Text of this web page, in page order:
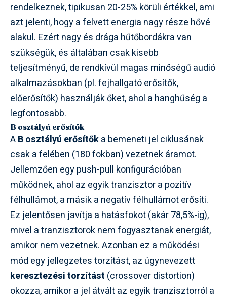
rendelkeznek, tipikusan 20-25% körüli értékkel, ami
azt jelenti, hogy a felvett energia nagy része hővé
alakul. Ezért nagy és drága hűtőbordákra van
szükségük, és általában csak kisebb
teljesítményű, de rendkívül magas minőségű audió
alkalmazásokban (pl. fejhallgató erősítők,
előerősítők) használják őket, ahol a hanghűség a
legfontosabb.
B osztályú erősítők
AB osztályú erősítőka bemeneti jel ciklusának
csak a felében (180 fokban) vezetnek áramot.
Jellemzően egy push-pull konfigurációban
működnek, ahol az egyik tranzisztor a pozitív
félhullámot, a másik a negatív félhullámot erősíti.
Ez jelentősen javítja a hatásfokot (akár 78,5%-ig),
mivel a tranzisztorok nem fogyasztanak energiát,
amikor nem vezetnek. Azonban ez a működési
mód egy jellegzetes torzítást, az úgynevezett
keresztezési torzítást (crossover distortion)
okozza, amikor a jel átvált az egyik tranzisztorról a